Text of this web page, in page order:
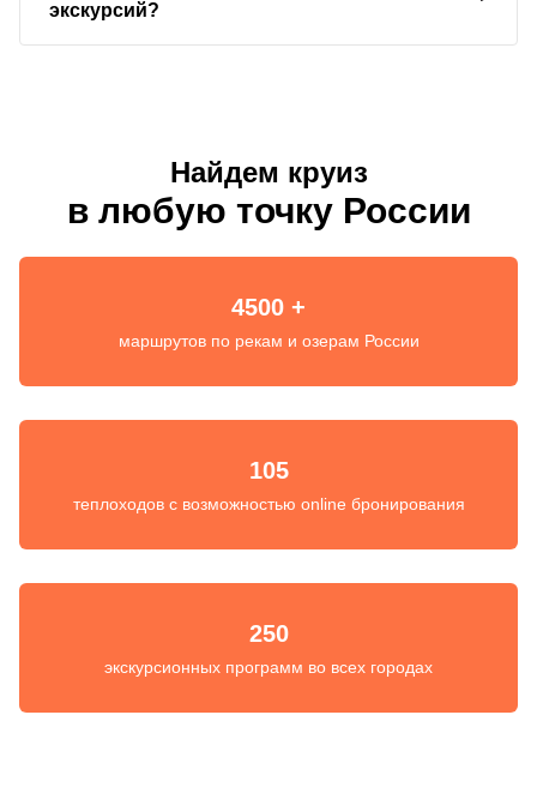
экскурсий?
Найдем круиз
в любую точку России
4500 +
маршрутов по рекам и озерам России
105
теплоходов с возможностью online бронирования
250
экскурсионных программ во всех городах